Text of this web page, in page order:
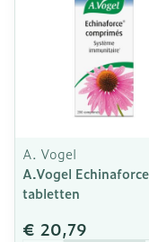
A. Vogel
A.Vogel
tabletten
€ 20,79